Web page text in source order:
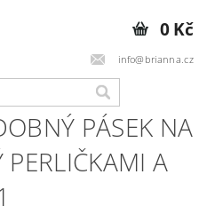
info@brianna.cz
0 Kč
PÁSEK NA
PERLIČKAMI A